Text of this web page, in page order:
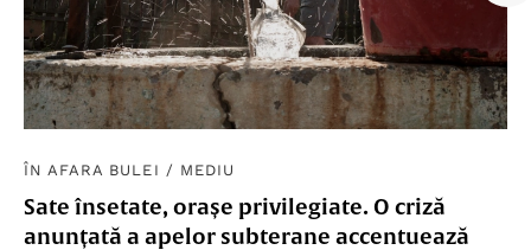
ÎN AFARA BULEI / MEDIU
Sate însetate, orașe privilegiate. O criză
anunțată a apelor subterane accentuează